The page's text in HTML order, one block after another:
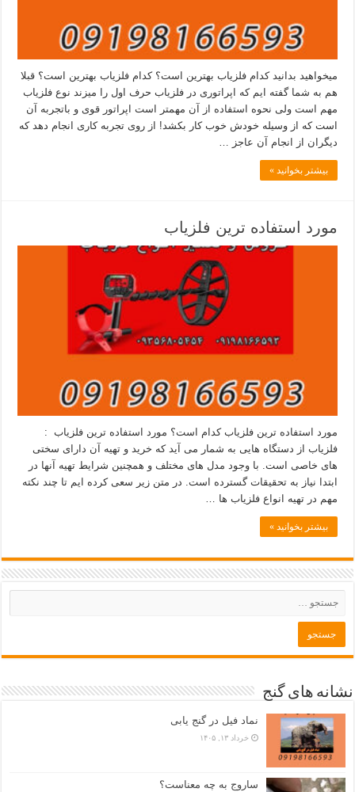
میخواهید بدانید کدام فلزیاب بهترین است؟ کدام فلزیاب بهترین است؟ قبلا
هم به شما گفته ایم که اپراتوری در فلزیاب حرف اول را میزند نوع فلزیاب
مهم است ولی نحوه استفاده از آن مهمتر است اپراتور قوی و باتجربه آن
است که از وسیله خودش خوب کار بکشد! از روی تجربه کاری انجام دهد که
دیگران از انجام آن عاجز …
بیشتر بخوانید »
مورد استفاده ترین فلزیاب
مورد استفاده ترین فلزیاب کدام است؟ مورد استفاده ترین فلزیاب :
فلزیاب از دستگاه هایی به شمار می آید که خرید و تهیه آن دارای سختی
های خاصی است. با وجود مدل های مختلف و همچنین شرایط تهیه آنها در
ابتدا نیاز به تحقیقات گسترده است. در متن زیر سعی کرده ایم تا چند نکته
مهم در تهیه انواع فلزیاب ها …
بیشتر بخوانید »
نشانه های گنج
نماد فیل در گنج یابی
خرداد ۱۳, ۱۴۰۵
ساروج به چه معناست؟